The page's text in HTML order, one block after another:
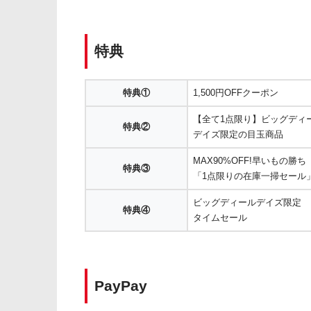
特典
特典① 1,500円OFFクーポン
特典②
【全て1点限り】ビッグディ
デイズ限定の目玉商品
特典③
MAX90%OFF!早いもの勝ち
「1点限りの在庫一掃セール
特典④
ビッグディールデイズ限定
タイムセール
PayPay